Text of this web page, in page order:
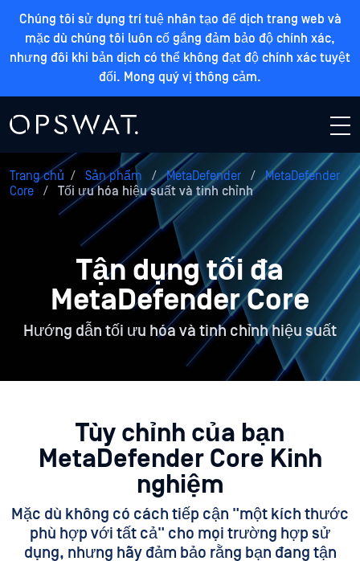
Chúng tôi sử dụng trí tuệ nhân tạo để dịch trang web và
mặc dù chúng tôi luôn cố gắng đảm bảo độ chính xác,
nhưng đôi khi bản dịch có thể không đạt độ chính xác tuyệt
đối. Mong quý vị thông cảm.
Trang chủ / Sản phẩm / MetaDefender / MetaDefender
Core
/ Tối ưu hóa hiệu suất và tinh chỉnh
Tận dụng tối đa
MetaDefender Core
Hướng dẫn tối ưu hóa và tinh chỉnh hiệu suất
Tùy chỉnh của bạn
MetaDefender Core Kinh
nghiệm
Mặc dù không có cách tiếp cận "một kích thước
phù hợp với tất cả" cho mọi trường hợp sử
dụng, nhưng hãy đảm bảo rằng bạn đang tận